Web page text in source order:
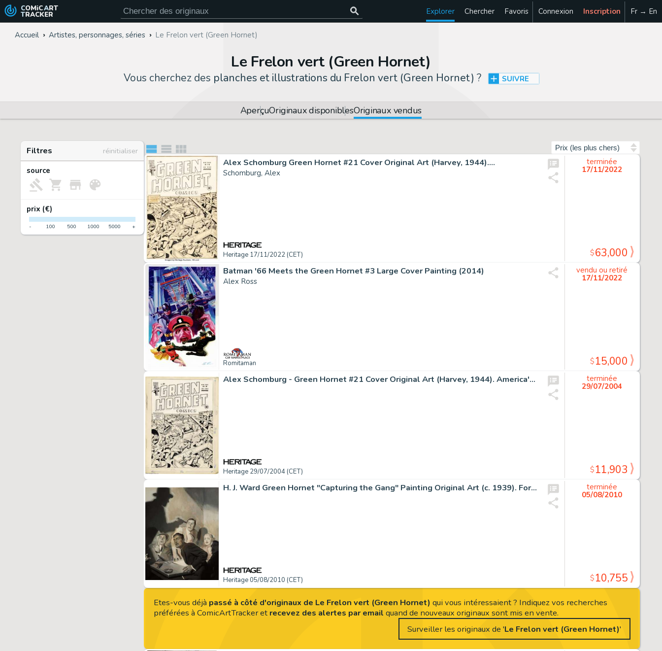
COMiC ART
TRACKER Explorer Chercher Favoris Connexion Inscription Fr → En
Accueil Artistes, personnages, séries Le Frelon vert (Green Hornet)
Le Frelon vert (Green Hornet)
Vous cherchez des planches et illustrations du Frelon vert (Green Hornet) ? SUIVRE
AperçuOriginaux disponiblesOriginaux vendus
Filtres
réinitialiser
source
prix (€)
- 100 500 1000 5000 +
Etes-vous déjà passé à côté d'originaux de Le Frelon vert (Green Hornet) qui vous intéressaient ? Indiquez vos recherches
préférées à ComicArtTracker et recevez des alertes par email quand de nouveaux originaux sont mis en vente.
Surveiller les originaux de 'Le Frelon vert (Green Hornet)'
Alex Schomburg Green Hornet #21 Cover Original Art (Harvey, 1944)....
Schomburg, Alex
Heritage 17/11/2022 (CET)
terminée
17/11/2022
$63,000
Batman '66 Meets the Green Hornet #3 Large Cover Painting (2014)
Alex Ross
Romitaman
vendu ou retiré
17/11/2022
$15,000
Alex Schomburg - Green Hornet #21 Cover Original Art (Harvey, 1944). America's favorite World War II cover artist -
Heritage 29/07/2004 (CET)
terminée
29/07/2004
$11,903
H. J. Ward Green Hornet "Capturing the Gang" Painting Original Art (c. 1939). For a pulp and -
Heritage 05/08/2010 (CET)
terminée
05/08/2010
$10,755